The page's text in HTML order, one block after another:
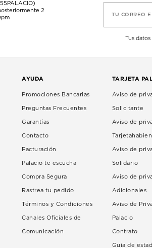
2
TU CORREO
Tus
AYUDA
Promociones Bancarias
Preguntas Frecuentes
Garantías
Contacto
Facturación
Palacio te escucha
Compra Segura
Rastrea tu pedido
Términos y Condiciones
Canales Oficiales de
Comunicación
TARJETA
Aviso de
Solicitante
Aviso de
Aviso de
Solidario
Aviso de
Adicionales
Aviso de
Palacio
Contrato
Guía de